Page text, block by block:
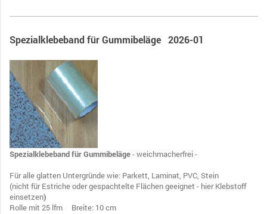
Spezialklebeband für Gummibeläge 2026-01
Spezialklebeband für Gummibeläge- weichmacherfrei -
Für alle glatten Untergründe wie: Parkett, Laminat, PVC, Stein
(nicht für Estriche oder gespachtelte Flächen geeignet - hier Klebstoff
einsetzen)
Rolle mit 25 lfm Breite: 10 cm